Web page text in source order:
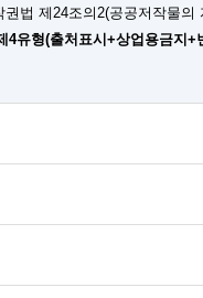
법 제24조의2(공공저작물
4유형(출처표시+상업용금지+